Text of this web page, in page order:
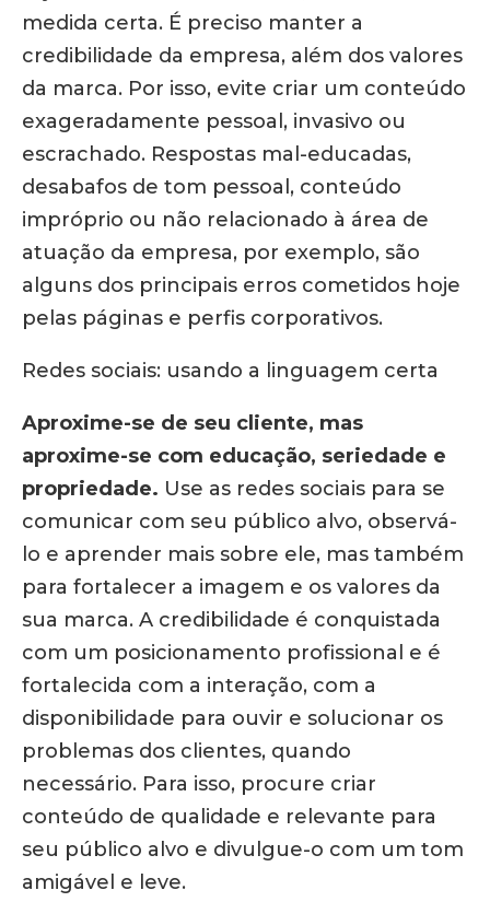
medida certa. É preciso manter a
credibilidade da empresa, além dos valores
da marca. Por isso, evite criar um conteúdo
exageradamente pessoal, invasivo ou
escrachado. Respostas mal-educadas,
desabafos de tom pessoal, conteúdo
impróprio ou não relacionado à área de
atuação da empresa, por exemplo, são
alguns dos principais erros cometidos hoje
pelas páginas e perfis corporativos.
Redes sociais: usando a linguagem certa
Aproxime-se de seu cliente, mas
aproxime-se com educação, seriedade e
propriedade. Use as redes sociais para se
comunicar com seu público alvo, observá-
lo e aprender mais sobre ele, mas também
para fortalecer a imagem e os valores da
sua marca. A credibilidade é conquistada
com um posicionamento profissional e é
fortalecida com a interação, com a
disponibilidade para ouvir e solucionar os
problemas dos clientes, quando
necessário. Para isso, procure criar
conteúdo de qualidade e relevante para
seu público alvo e divulgue-o com um tom
amigável e leve.